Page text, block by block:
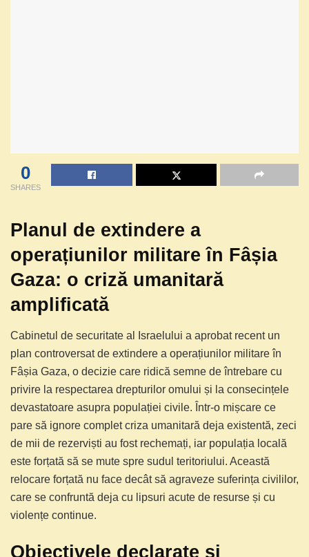
0
SHARES
Planul de extindere a
operațiunilor militare în Fâșia
Gaza: o criză umanitară
amplificată
Cabinetul de securitate al Israelului a aprobat recent un
plan controversat de extindere a operațiunilor militare în
Fâșia Gaza, o decizie care ridică semne de întrebare cu
privire la respectarea drepturilor omului și la consecințele
devastatoare asupra populației civile. Într-o mișcare ce
pare să ignore complet criza umanitară deja existentă, zeci
de mii de rezerviști au fost rechemați, iar populația locală
este forțată să se mute spre sudul teritoriului. Această
relocare forțată nu face decât să agraveze suferința civililor,
care se confruntă deja cu lipsuri acute de resurse și cu
violențe continue.
Obiectivele declarate și